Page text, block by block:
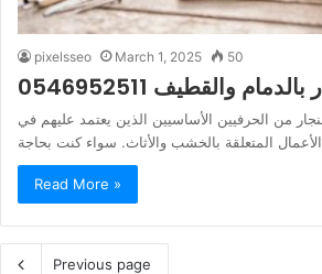
pixelsseo March 1, 2025 50
والقطيف 0546952511
من الحرفيين الأساسيين الذين يعتمد عليهم في
Read More »
Previous page